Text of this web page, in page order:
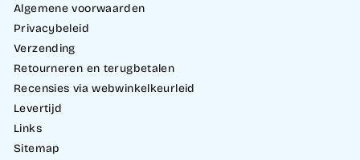
Algemene voorwaarden
Privacybeleid
Verzending
Retourneren en terugbetalen
Recensies via webwinkelkeurleid
Levertijd
Links
Sitemap